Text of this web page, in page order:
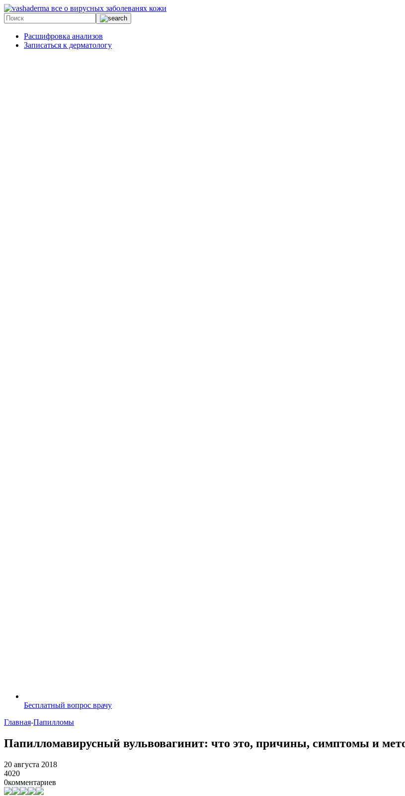
все о вирусных заболеванях кожи
Расшифровка анализов
Записаться к дерматологу
Бесплатный вопрос врачу
Главная-Папилломы
Папилломавирусный вульвовагинит: что это, причины, симптомы и
20 августа 2018
4020
0комментариев